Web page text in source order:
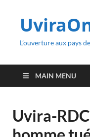
L’ouverture aux pays
MAIN MENU
Uvira-